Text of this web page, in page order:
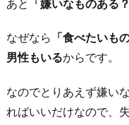
あと 「嫌いなものある？
なぜなら 「食べたいも
男性もいるからです。
なのでとりあえず嫌い
ればいいだけなので、